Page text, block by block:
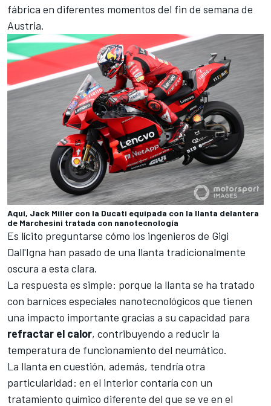
fábrica en diferentes momentos del fin de semana de
Austria.
Aquí, Jack Miller con la Ducati equipada con la llanta delantera
de Marchesini tratada con nanotecnología
Es lícito preguntarse cómo los ingenieros de Gigi
Dall'Igna han pasado de una llanta tradicionalmente
oscura a esta clara.
La respuesta es simple: porque la llanta se ha tratado
con barnices especiales nanotecnológicos que tienen
una impacto importante gracias a su capacidad para
refractar el calor, contribuyendo a reducir la
temperatura de funcionamiento del neumático.
La llanta en cuestión, además, tendría otra
particularidad: en el interior contaría con un
tratamiento químico diferente del que se ve en el